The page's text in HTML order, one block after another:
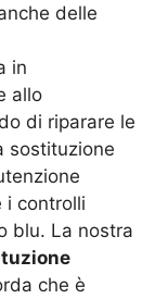
delle
in
allo
di riparare le
sostituzione
i controlli
blu. La nostra
che è